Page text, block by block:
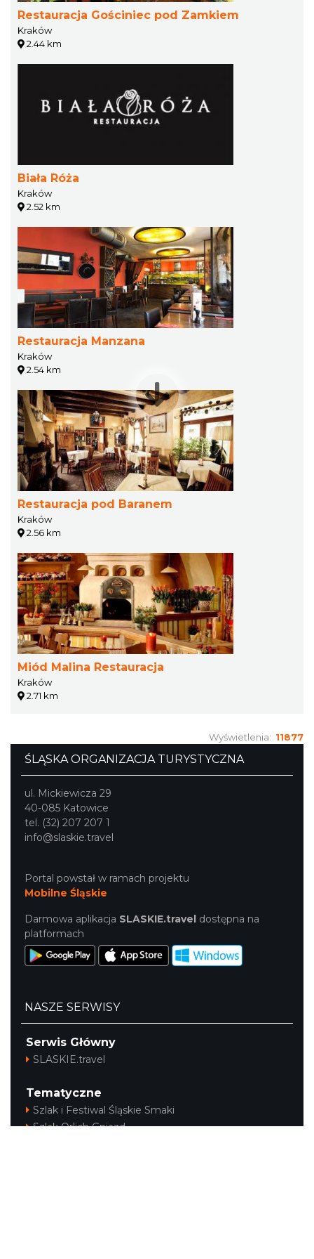
Restauracja Gościniec pod Zamkiem
Kraków
2.44 km
Biała Róża
Kraków
2.52 km
Restauracja Manzana
Kraków
2.54 km
Restauracja pod Baranem
Kraków
2.56 km
Miód Malina Restauracja
Kraków
2.71 km
Wyświetlenia: 11877
ŚLĄSKA ORGANIZACJA TURYSTYCZNA
ul. Mickiewicza 29
40-085 Katowice
tel. (32) 207 207 1
info@slaskie.travel
Portal powstał w ramach projektu
Mobilne Śląskie
Darmowa aplikacja SLASKIE.travel dostępna na
platformach
NASZE SERWISY
Serwis Główny
SLASKIE.travel
Tematyczne
Szlak i Festiwal Śląskie Smaki
Szlak Orlich Gniazd